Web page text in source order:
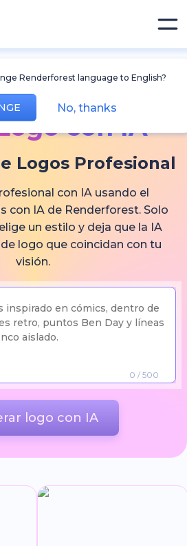
Renderforest language to English?
No, thanks
con IA
Logos Profesional
con IA usando el
con IA de Renderforest. Solo
un estilo y deja que la IA
logo que coincidan con tu
visión.
0 / 500
logo con IA